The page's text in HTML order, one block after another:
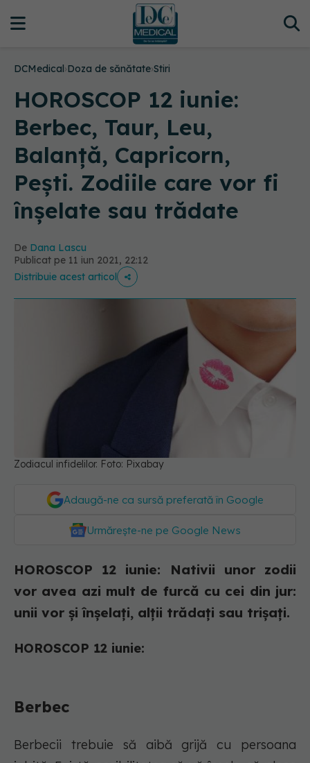
DCMedical›Doza de sănătate›Stiri
HOROSCOP 12 iunie:
Berbec, Taur, Leu,
Balanță, Capricorn,
Pești. Zodiile care vor fi
înșelate sau trădate
De Dana Lascu
Publicat pe 11 iun 2021, 22:12
Distribuie acest articol
Zodiacul infidelilor. Foto: Pixabay
Adaugă-ne ca sursă preferată în Google
Urmărește-ne pe Google News
HOROSCOP 12 iunie: Nativii unor zodii
vor avea azi mult de furcă cu cei din jur:
unii vor și înșelați, alții trădați sau trișați.
HOROSCOP 12 iunie:
Berbec
Berbecii trebuie să aibă grijă cu persoana